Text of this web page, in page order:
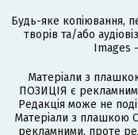
Будь-яке копіювання,
творів та/або
Images
Матеріали з
ПОЗИЦІЯ є
Редакція може не
Матеріали з плашкою
рекламними, проте